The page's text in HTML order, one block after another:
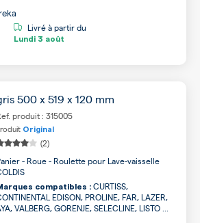
Livré à partir du
Lundi 3 août
500 x 519 x 120 mm
produit : 315005
Original
(2)
- Roue - Roulette pour Lave-vaisselle
compatibles : CURTISS,
EDISON, PROLINE, FAR, LAZER,
VALBERG, GORENJE, SELECLINE, LISTO ...